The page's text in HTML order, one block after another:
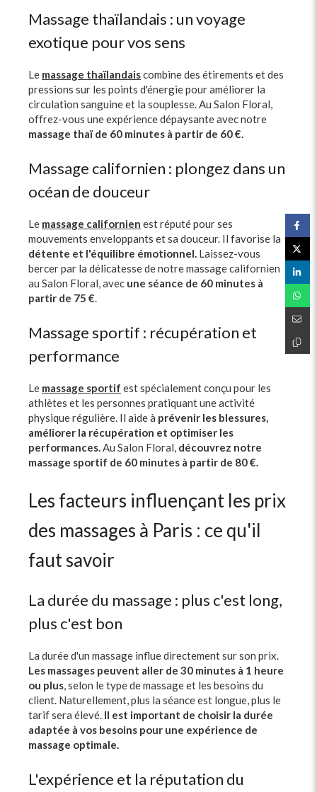
Massage thaïlandais : un voyage
exotique pour vos sens
Le massage thaïlandaiscombine des étirements et des
pressions sur les points d'énergie pour améliorer la
circulation sanguine et la souplesse. Au Salon Floral,
offrez-vous une expérience dépaysante avec notre
massage thaï de 60 minutes à partir de 60 €.
Massage californien : plongez dans un
océan de douceur
Le massage californien est réputé pour ses
mouvements enveloppants et sa douceur. Il favorise la
détente et l'équilibre émotionnel. Laissez-vous
bercer par la délicatesse de notre massage californien
au Salon Floral, avec une séance de 60 minutes à
partir de 75 €
Massage sportif : récupération et
performance
Le massage sportif est spécialement conçu pour les
athlètes et les personnes pratiquant une activité
physique régulière. Il aide à prévenir les blessures,
améliorer la récupération et optimiser les
performances. Au Salon Floral, découvrez notre
massage sportif de 60 minutes à partir de 80 €.
Les facteurs influençant les prix
des massages à Paris : ce qu'il
faut savoir
La durée du massage : plus c'est long,
plus c'est bon
La durée d'un massage influe directement sur son prix.
Les massages peuvent aller de 30 minutes à 1 heure
ou plus , selon le type de massage et les besoins du
client. Naturellement, plus la séance est longue, plus le
tarif sera élevé. Il est important de choisir la durée
adaptée à vos besoins pour une expérience de
massage optimale.
L'expérience et la réputation du